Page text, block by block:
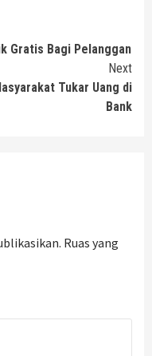
Gratis Bagi Pelanggan
Next
Tukar Uang di
Bank
Ruas yang